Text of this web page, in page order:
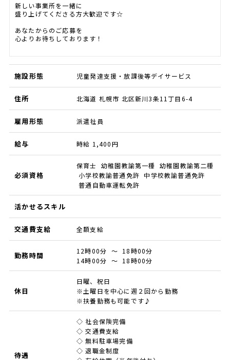
新しい事業所を一緒に
盛り上げてくださる方大歓迎です☆
あなたからのご応募を
心よりお待ちしております！
施設形態 児童発達支援・放課後等デイサービス
住所 北海道 札幌市 北区新川3条11丁目6-4
雇用形態 派遣社員
給与 時給 1,400円
必須資格
保育士 幼稚園教諭第一種 幼稚園教諭第二種
小学校教諭普通免許 中学校教諭普通免許
普通自動車運転免許
活かせるスキル
交通費支給 全額支給
勤務時間
12時00分 ～ 18時00分
14時00分 ～ 18時00分
休日
日曜、祝日
※土曜日を中心に週２回から勤務
※扶養勤務も可能です♪
待遇
◇ 社会保険完備
◇ 交通費支給
◇ 無料駐車場完備
◇ 退職金制度